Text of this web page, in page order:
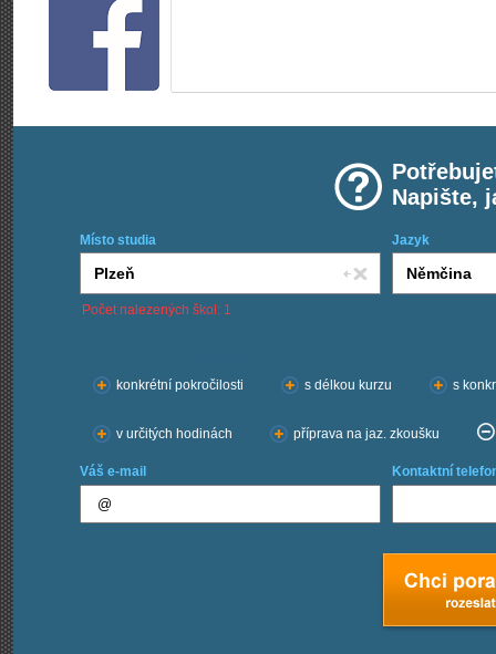
Napište,
Místo studia Jazyk
Počet nalezených škol: 1
konkrétní pokročilosti
s délkou kurzu s
v určitých hodinách příprava na jaz. zkoušku
Váš e-mail Kontaktní